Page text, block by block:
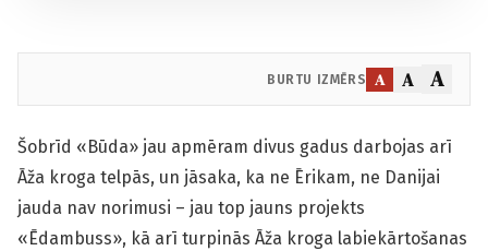
BURTU IZMĒRS A A A
Šobrīd «Būda» jau apmēram divus gadus darbojas arī
Āža kroga telpās, un jāsaka, ka ne Ērikam, ne Danijai
jauda nav norimusi – jau top jauns projekts
«Ēdambuss», kā arī turpinās Āža kroga labiekārtošanas